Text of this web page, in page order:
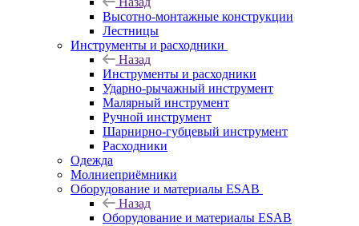
Высотно-монтажные конструкции
Лестницы
Инструменты и расходники
Назад
Инструменты и расходники
Ударно-рычажный инструмент
Малярный инструмент
Ручной инструмент
Шарнирно-губцевый инструмент
Расходники
Одежда
Молниеприёмники
Оборудование и материалы ESAB
Назад
Оборудование и материалы ESAB